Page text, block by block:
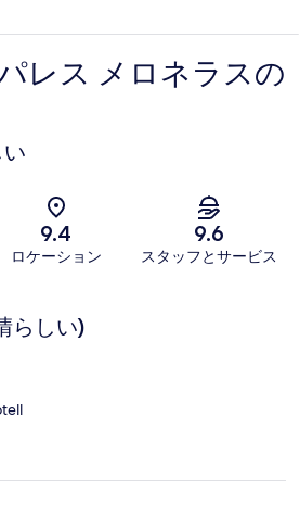
レス メロネラスの
9.4
ロケーション
9.6
スタッフとサービス
らしい)